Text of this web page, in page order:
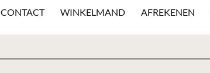
CONTACT WINKELMAND AFREKENEN